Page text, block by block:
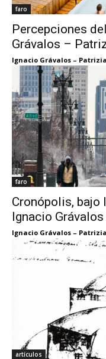
faro
Percepciones
Grávalos –
Ignacio Grávalos –
faro
Cronópolis, bajo
Ignacio
Ignacio Grávalos –
artículos